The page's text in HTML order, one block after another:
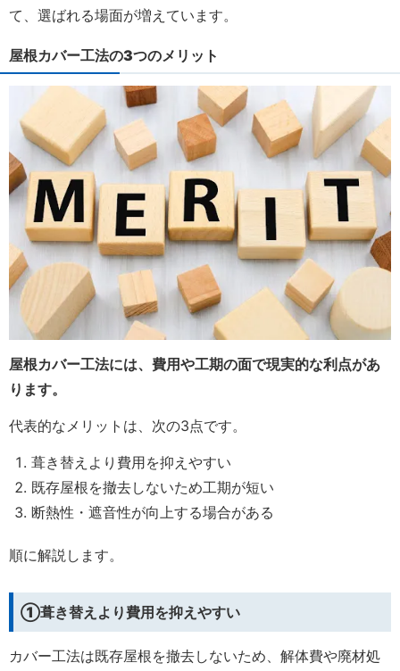
て、選ばれる場面が増えています。
屋根カバー工法の3つのメリット
屋根カバー工法には、費用や工期の面で現実的な利点があ
ります。
代表的なメリットは、次の3点です。
葺き替えより費用を抑えやすい
既存屋根を撤去しないため工期が短い
断熱性・遮音性が向上する場合がある
順に解説します。
①葺き替えより費用を抑えやすい
カバー工法は既存屋根を撤去しないため、解体費や廃材処